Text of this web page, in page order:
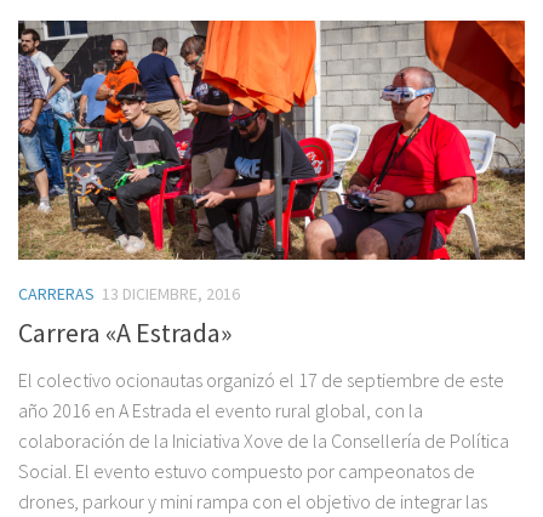
CARRERAS 13 DICIEMBRE, 2016
Carrera «A Estrada»
El colectivo ocionautas organizó el 17 de septiembre de este
año 2016 en A Estrada el evento rural global, con la
colaboración de la Iniciativa Xove de la Consellería de Política
Social. El evento estuvo compuesto por campeonatos de
drones, parkour y mini rampa con el objetivo de integrar las